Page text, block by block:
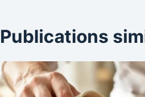
Publications